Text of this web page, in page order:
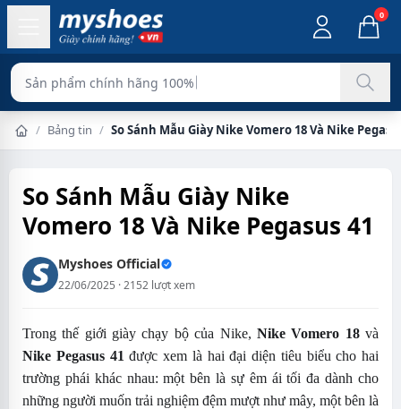
0
Sản phẩm chính hãng 100%
/ Bảng tin / So Sánh Mẫu Giày Nike Vomero 18 Và Nike
So Sánh Mẫu Giày Nike
Vomero 18 Và Nike Pegasus 41
Myshoes Official
22/06/2025 · 2152 lượt xem
Trong thế giới giày chạy bộ của Nike, Nike Vomero 18và
Nike Pegasus 41 được xem là hai đại diện tiêu biểu cho hai
trường phái khác nhau: một bên là sự êm ái tối đa dành cho
những người muốn trải nghiệm đệm mượt như mây, một bên là